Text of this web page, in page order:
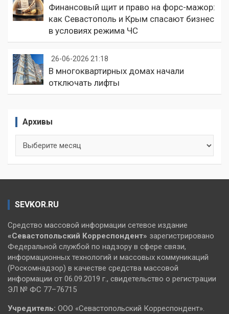
Финансовый щит и право на форс-мажор:
как Севастополь и Крым спасают бизнес
в условиях режима ЧС
26-06-2026 21:18
В многоквартирных домах начали
отключать лифты
Архивы
SEVKOR.RU
Средство массовой информации сетевое издание
«Севастопольский Корреспондент» зарегистрировано
Федеральной службой по надзору в сфере связи,
информационных технологий и массовых коммуникаций
(Роскомнадзор) в качестве средства массовой
информации от 06.09.2019 г., свидетельство о регистрации
ЭЛ № ФС 77–76715
Учредитель: ООО «Севастопольский Корреспондент».